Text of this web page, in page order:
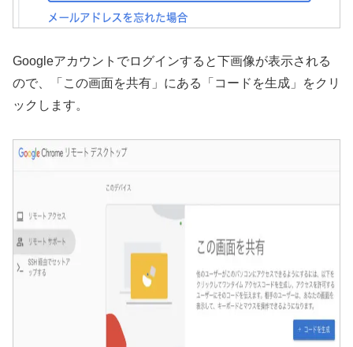
Googleアカウントでログインすると下画像が表示される
ので、「この画面を共有」にある「コードを生成」をクリ
ックします。